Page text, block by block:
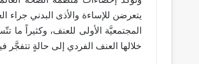
يتعرضن للإساءة والأذى البدني جراء
المجتمعيَّة الأولى للعنف، وكثيراً ما
خلالها العنف الفردي إلى حالةٍ تتفجَّر